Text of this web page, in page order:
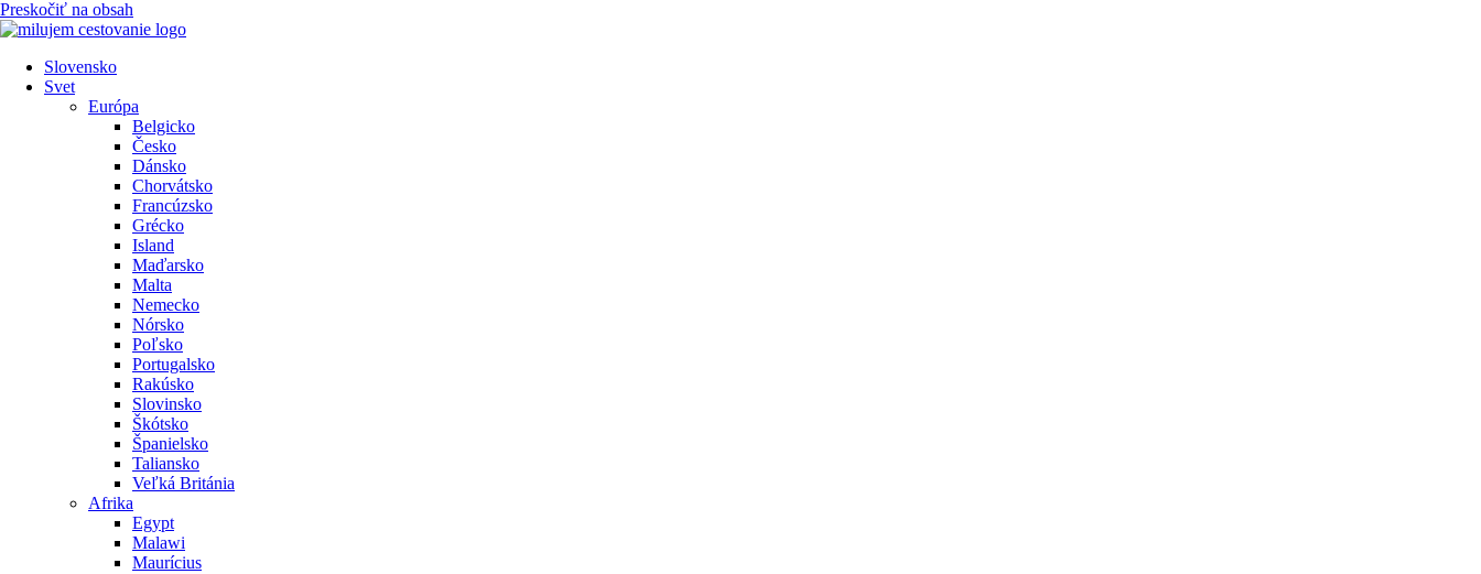
Preskočiť na obsah
Slovensko
Svet
Európa
Belgicko
Česko
Dánsko
Chorvátsko
Francúzsko
Grécko
Island
Maďarsko
Malta
Nemecko
Nórsko
Poľsko
Portugalsko
Rakúsko
Slovinsko
Škótsko
Španielsko
Taliansko
Veľká Británia
Afrika
Egypt
Malawi
Maurícius